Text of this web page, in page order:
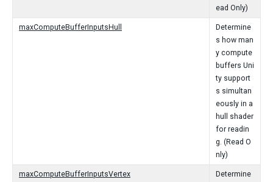
ead Only)
maxComputeBufferInputsHull
Determine
s how man
y compute
buffers Uni
ty support
s simultan
eously in a
hull shader
for readin
g. (Read O
nly)
maxComputeBufferInputsVertex
Determine